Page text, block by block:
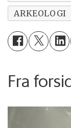
ARKEOLOGI
Fra